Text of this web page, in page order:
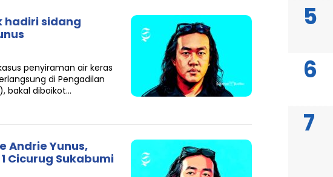
hadiri sidang
penyiraman air keras
di Pengadilan
bakal diboikot…
Andrie Yunus,
Cicurug Sukabumi